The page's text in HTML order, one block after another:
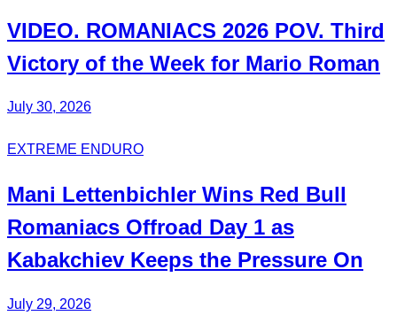
VIDEO. ROMANIACS 2026 POV. Third
Victory of the Week for Mario Roman
July 30, 2026
EXTREME ENDURO
Mani Lettenbichler Wins Red Bull
Romaniacs Offroad Day 1 as
Kabakchiev Keeps the Pressure On
July 29, 2026